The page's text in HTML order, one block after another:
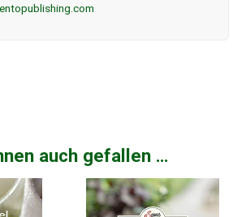
auch gefallen …